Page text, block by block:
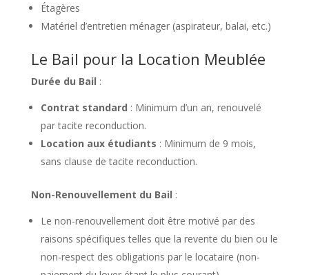
Étagères
Matériel d’entretien ménager (aspirateur, balai, etc.)
Le Bail pour la Location Meublée
Durée du Bail :
Contrat standard : Minimum d’un an, renouvelé
par tacite reconduction.
Location aux étudiants : Minimum de 9 mois,
sans clause de tacite reconduction.
Non-Renouvellement du Bail :
Le non-renouvellement doit être motivé par des
raisons spécifiques telles que la revente du bien ou le
non-respect des obligations par le locataire (non-